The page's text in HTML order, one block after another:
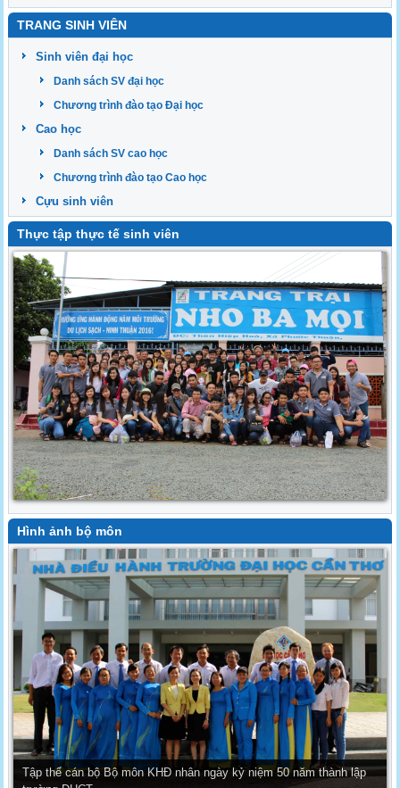
TRANG SINH VIÊN
Sinh viên đại học
Danh sách SV đại học
Chương trình đào tạo Đại học
Cao học
Danh sách SV cao học
Chương trình đào tạo Cao học
Cựu sinh viên
Thực tập thực tế sinh viên
Hình ảnh bộ môn
Tập thể cán bộ Bộ môn KHĐ nhân ngày kỷ niệm 50 năm thành lập